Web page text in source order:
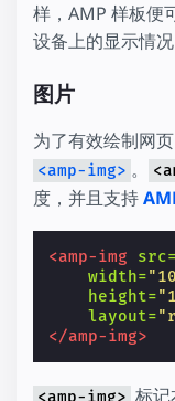
样，AMP 样板便
设备上的显示情况
图片
为了有效绘制网
<amp-img> 。
度，并且支持
<amp-img src=
width=
height=
layout=
</amp-img>
<amp-img> 标